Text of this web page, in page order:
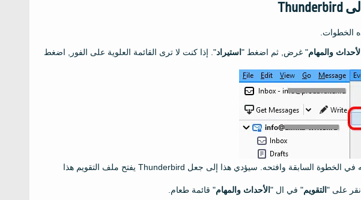
الأحداث والمهام" غرض, ثم اضغط " استيراد". إذا كنت لا ترى القائمة العلوية على الفور, اضغط
حدد موقع ملف * .ics الذي قمت بإنشائه في الخطوة السابقة وافتحه. سيؤدي هذا إلى جعل Thunderbird يفتح ملف التقويم هذا
التقويم" في ال " الأحداث والمهام" قائمة طعام.